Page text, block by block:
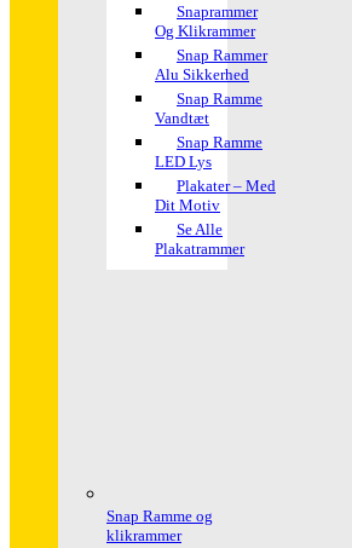
Snaprammer
Og Klikrammer
Snap Rammer
Alu Sikkerhed
Snap Ramme
Vandtæt
Snap Ramme
LED Lys
Plakater – Med
Dit Motiv
Se Alle
Plakatrammer
Snap Ramme og
klikrammer